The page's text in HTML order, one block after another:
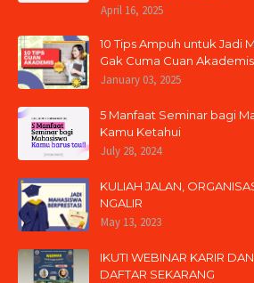
April 16, 2025
10 Tips Ampuh untuk Jadi
Gak Cuma Cuan
January 03, 2025
5 Manfaat Seminar bagi
Kamu Ketahui
July 28, 2024
KULIAH JALAN,
NGALIR
May 13, 2023
IKUTI WEBINAR KARIR
DAFTAR SEKARANG